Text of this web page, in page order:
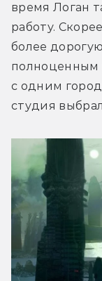
время Логан
работу.
более
полноценным
с одним
студия